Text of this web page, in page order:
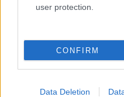
user protection.
CONFIRM
Data Deletion
11 éve
@csak egy néző:
Magyarok voltak,